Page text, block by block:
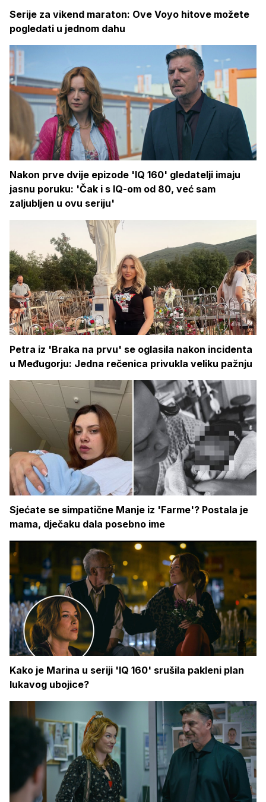
Serije za vikend maraton: Ove Voyo hitove možete
pogledati u jednom dahu
Nakon prve dvije epizode 'IQ 160' gledatelji imaju
jasnu poruku: 'Čak i s IQ-om od 80, već sam
zaljubljen u ovu seriju'
Petra iz 'Braka na prvu' se oglasila nakon incidenta
u Međugorju: Jedna rečenica privukla veliku pažnju
Sjećate se simpatične Manje iz 'Farme'? Postala je
mama, dječaku dala posebno ime
Kako je Marina u seriji 'IQ 160' srušila pakleni plan
lukavog ubojice?